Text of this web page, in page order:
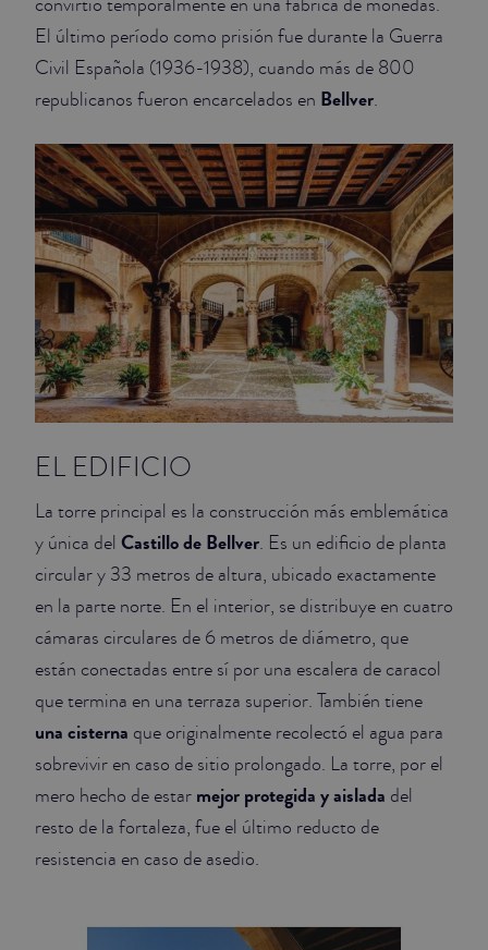
El último período como prisión fue durante la Guerra
Civil Española (1936-1938), cuando más de 800
republicanos fueron encarcelados en Bellver.
EL EDIFICIO
La torre principal es la construcción más emblemática
y única del Castillo de Bellver. Es un edificio de planta
circular y 33 metros de altura, ubicado exactamente
en la parte norte. En el interior, se distribuye en cuatro
cámaras circulares de 6 metros de diámetro, que
están conectadas entre sí por una escalera de caracol
que termina en una terraza superior. También tiene
una cisterna que originalmente recolectó el agua para
sobrevivir en caso de sitio prolongado. La torre, por el
mero hecho de estar mejor protegida y aislada del
resto de la fortaleza, fue el último reducto de
resistencia en caso de asedio.